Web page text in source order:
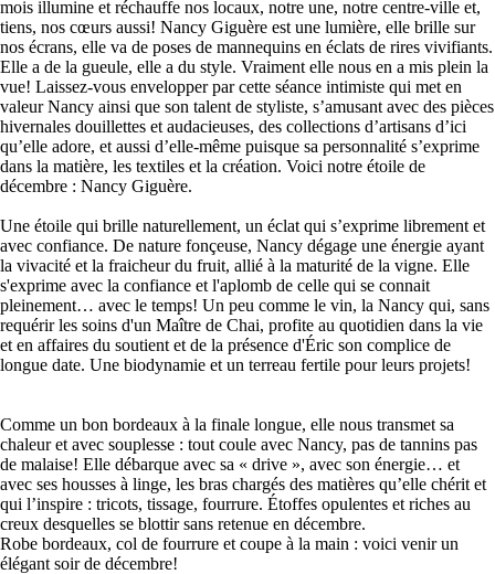
mois illumine et réchauffe nos locaux, notre une, notre centre-ville et,
tiens, nos cœurs aussi! Nancy Giguère est une lumière, elle brille sur
nos écrans, elle va de poses de mannequins en éclats de rires vivifiants.
Elle a de la gueule, elle a du style. Vraiment elle nous en a mis plein la
vue! Laissez-vous envelopper par cette séance intimiste qui met en
valeur Nancy ainsi que son talent de styliste, s’amusant avec des pièces
hivernales douillettes et audacieuses, des collections d’artisans d’ici
qu’elle adore, et aussi d’elle-même puisque sa personnalité s’exprime
dans la matière, les textiles et la création. Voici notre étoile de
décembre : Nancy Giguère.
Une étoile qui brille naturellement, un éclat qui s’exprime librement et
avec confiance. De nature fonçeuse, Nancy dégage une énergie ayant
la vivacité et la fraicheur du fruit, allié à la maturité de la vigne. Elle
s'exprime avec la confiance et l'aplomb de celle qui se connait
pleinement… avec le temps! Un peu comme le vin, la Nancy qui, sans
requérir les soins d'un Maître de Chai, profite au quotidien dans la vie
et en affaires du soutient et de la présence d'Éric son complice de
longue date. Une biodynamie et un terreau fertile pour leurs projets!
Comme un bon bordeaux à la finale longue, elle nous transmet sa
chaleur et avec souplesse : tout coule avec Nancy, pas de tannins pas
de malaise! Elle débarque avec sa « drive », avec son énergie… et
avec ses housses à linge, les bras chargés des matières qu’elle chérit et
qui l’inspire : tricots, tissage, fourrure. Étoffes opulentes et riches au
creux desquelles se blottir sans retenue en décembre.
Robe bordeaux, col de fourrure et coupe à la main : voici venir un
élégant soir de décembre!